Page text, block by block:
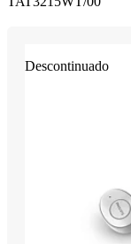
Descontinuado